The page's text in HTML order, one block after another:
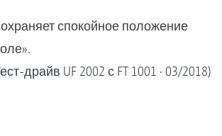
спокойное положение
драйв UF 2002 с FT 1001 · 03/2018)